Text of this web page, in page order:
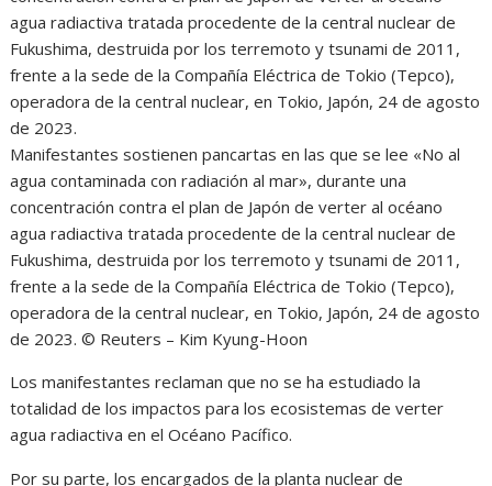
Manifestantes sostienen pancartas en las que se lee «No al
agua contaminada con radiación al mar», durante una
concentración contra el plan de Japón de verter al océano
agua radiactiva tratada procedente de la central nuclear de
Fukushima, destruida por los terremoto y tsunami de 2011,
frente a la sede de la Compañía Eléctrica de Tokio (Tepco),
operadora de la central nuclear, en Tokio, Japón, 24 de agosto
de 2023. © Reuters – Kim Kyung-Hoon
Los manifestantes reclaman que no se ha estudiado la
totalidad de los impactos para los ecosistemas de verter
agua radiactiva en el Océano Pacífico.
Por su parte, los encargados de la planta nuclear de